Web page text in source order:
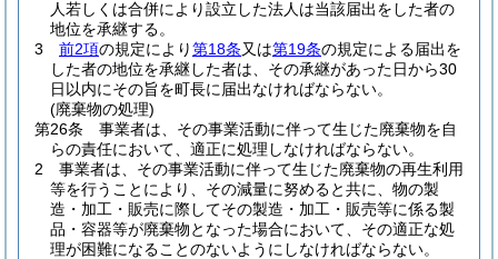
人若しくは合併により設立した法人は当該届出をした者の
地位を承継する。
3
前2項の規定により第18条又は第19条の規定による届出を
した者の地位を承継した者は、その承継があった日から30
日以内にその旨を町長に届出なければならない。
(廃棄物の処理)
第26条
事業者は、その事業活動に伴って生じた廃棄物を自
らの責任において、適正に処理しなければならない。
2
事業者は、その事業活動に伴って生じた廃棄物の再生利用
等を行うことにより、その減量に努めると共に、物の製
造・加工・販売に際してその製造・加工・販売等に係る製
品・容器等が廃棄物となった場合において、その適正な処
理が困難になることのないようにしなければならない。